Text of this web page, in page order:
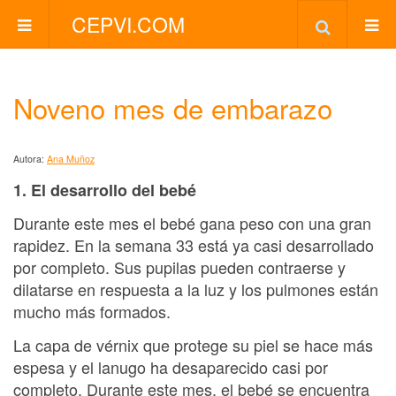
CEPVI.COM
Noveno mes de embarazo
Autora: Ana Muñoz
1. El desarrollo del bebé
Durante este mes el bebé gana peso con una gran
rapidez. En la semana 33 está ya casi desarrollado
por completo. Sus pupilas pueden contraerse y
dilatarse en respuesta a la luz y los pulmones están
mucho más formados.
La capa de vérnix que protege su piel se hace más
espesa y el lanugo ha desaparecido casi por
completo. Durante este mes, el bebé se encuentra